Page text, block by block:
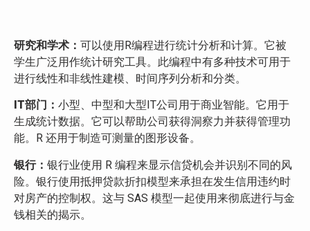
研究和学术： 可以使用R编程进行统计分析和计算。它被
学生广泛用作统计研究工具。此编程中有多种技术可用于
进行线性和非线性建模、时间序列分析和分类。
IT部门： 小型、中型和大型IT公司用于商业智能。它用于
生成统计数据。它可以帮助公司获得洞察力并获得管理功
能。R 还用于制造可测量的图形设备。
银行： 银行业使用 R 编程来显示信贷机会并识别不同的风
险。银行使用抵押贷款折扣模型来承担在发生信用违约时
对房产的控制权。这与 SAS 模型一起使用来彻底进行与金
钱相关的揭示。